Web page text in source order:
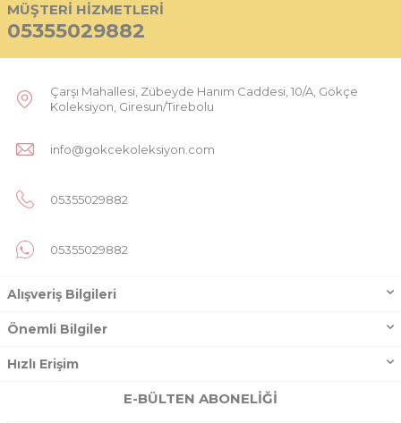
MÜŞTERI HIZMETLERI
05355029882
Çarşı Mahallesi, Zübeyde Hanım Caddesi, 10/A, Gökçe
Koleksiyon, Giresun/Tirebolu
info@gokcekoleksiyon.com
05355029882
05355029882
Alışveriş Bilgileri
Önemli Bilgiler
Hızlı Erişim
E-BÜLTEN ABONELIĞI